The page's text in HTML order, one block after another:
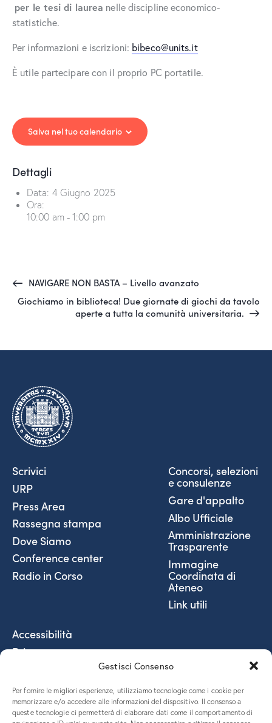
Gestisci Consenso
Per fornire le migliori esperienze, utilizziamo tecnologie come i cookie per
memorizzare e/o accedere alle informazioni del dispositivo. Il consenso a
queste tecnologie ci permetterà di elaborare dati come il comportamento di
per le tesi di laurea nelle discipline economico-
statistiche.
Per informazioni e iscrizioni: bibeco@units.it
È utile partecipare con il proprio PC portatile.
Salva nel tuo calendario
Dettagli
Data: 4 Giugno 2025
Ora:
10:00 am - 1:00 pm
NAVIGARE NON BASTA – Livello avanzato
Giochiamo in biblioteca! Due giornate di giochi da tavolo
aperte a tutta la comunità universitaria.
Scrivici
URP
Press Area
Rassegna stampa
Dove Siamo
Conference center
Radio in Corso
Concorsi, selezioni
e consulenze
Gare d'appalto
Albo Ufficiale
Amministrazione
Trasparente
Immagine
Coordinata di
Ateneo
Link utili
Accessibilità
Privacy
Social Media Policy
Fatturazione elettronica
Coordinate Bancarie